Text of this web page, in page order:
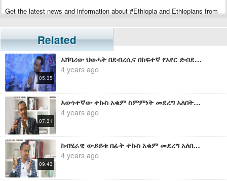
Get the latest news and information about #Ethiopia and Ethiopians from
For inquiry or additional information, visit Mereja.com
Mereja presents Ethiopian news, Ethiopian music, sports, arts, and
entertainment
Related
05:35
አሸባሪው ህወሓት በደብረሲና በከፍተኛ የአየር ድብደባ ተበታትኗል ፤ መንግስት አሁንም ስትራቴጂክ ቦታዎች ላይ ጥንቃቄ ማድረግ አለበት - ጎበዜ ሲሳይ
4 years ago
07:31
እውነተኛው ተኩስ አቁም ስምምነት መደረግ አለበት - ሰለሞን ሹምዬ
4 years ago
09:43
ከብሄራዊ ውይይቱ በፊት ተኩስ አቁም መደረግ አለበት - ሰለሞን ሹምዬ
4 years ago